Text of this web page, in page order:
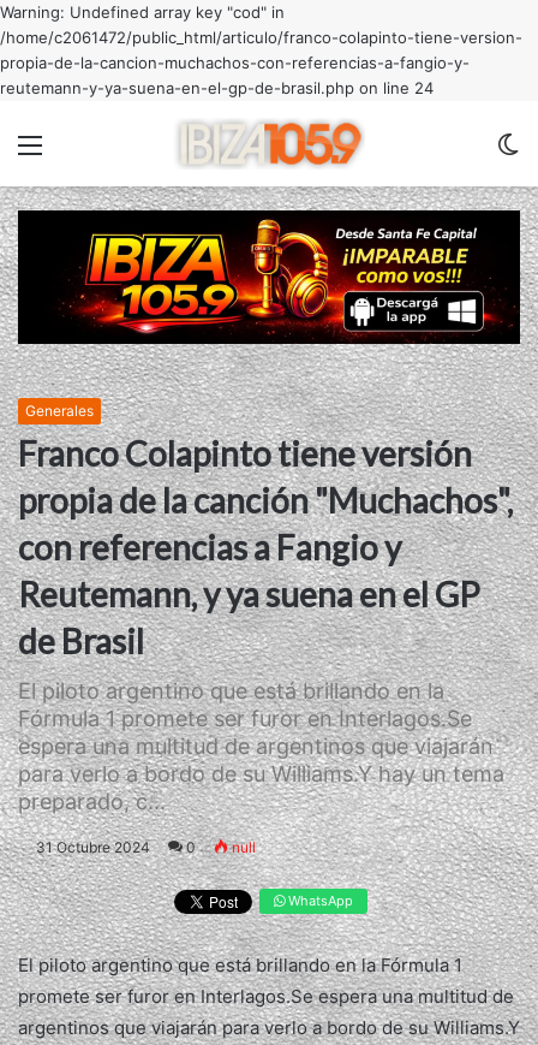
Warning: Undefined array key "cod" in
/home/c2061472/public_html/articulo/franco-colapinto-tiene-version-
propia-de-la-cancion-muchachos-con-referencias-a-fangio-y-
reutemann-y-ya-suena-en-el-gp-de-brasil.php on line 24
Generales
Franco Colapinto tiene versión
propia de la canción "Muchachos",
con referencias a Fangio y
Reutemann, y ya suena en el GP
de Brasil
El piloto argentino que está brillando en la
Fórmula 1 promete ser furor en Interlagos.Se
espera una multitud de argentinos que viajarán
para verlo a bordo de su Williams.Y hay un tema
preparado, c...
31 Octubre 2024 0 null
WhatsApp
El piloto argentino que está brillando en la Fórmula 1
promete ser furor en Interlagos.Se espera una multitud de
argentinos que viajarán para verlo a bordo de su Williams.Y